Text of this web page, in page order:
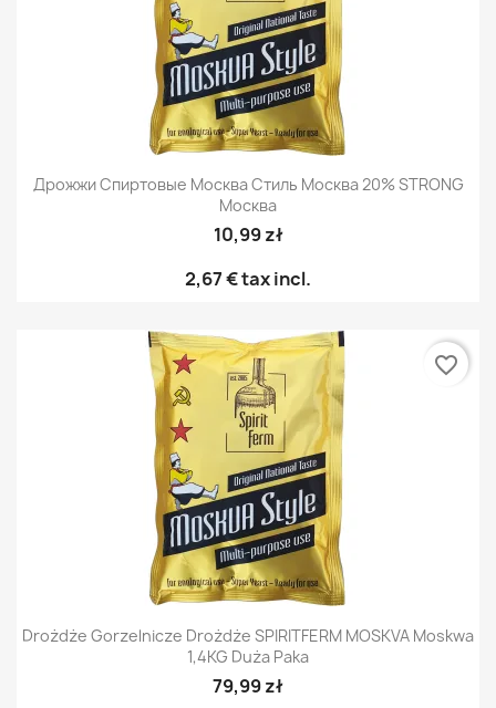
Дрожжи Спиртовые Москва Стиль Москва 20% STRONG
Москва
10,99 zł
2,67 €tax incl.
Drożdże Gorzelnicze Drożdże SPIRITFERM MOSKVA Moskwa
1,4KG Duża Paka
79,99 zł
favorite_border